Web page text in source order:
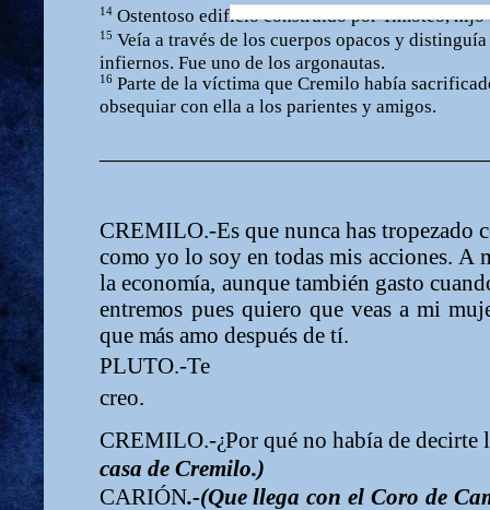
14 Ostentoso edificio construido por Timoteo, hijo
15 Veía a través de los cuerpos opacos y distinguía
infiernos. Fue uno de los argonautas.
16 Parte de la víctima que Cremilo había
obsequiar con ella a los parientes y amigos.
CREMILO.-Es que nunca has tropezado
como yo lo soy en todas mis acciones. A
la economía, aunque también gasto
entremos pues quiero que veas a mi m
que más amo después de tí.
PLUTO.-Te
creo.
CREMILO.-¿Por qué no había de decirte
casa de Cremilo.)
CARIÓN.-(Que llega con el Coro de